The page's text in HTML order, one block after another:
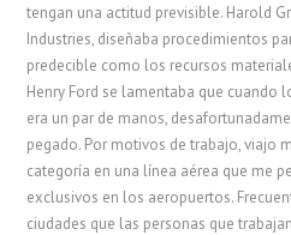
tengan una actitud previsible. Harold
Industries, diseñaba procedimientos
predecible como los recursos
Henry Ford se lamentaba que cuando
era un par de manos,
pegado. Por motivos de trabajo, viajo
categoría en una línea aérea que me
exclusivos en los aeropuertos.
ciudades que las personas que